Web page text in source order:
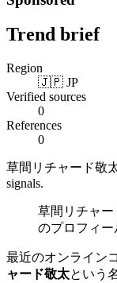
Trend brief
Region
🇯🇵 JP
Verified sources
0
References
0
草間リチャード敬
signals.
草間リチャ
のプロフィ
最近のオンライン
ャード敬太という